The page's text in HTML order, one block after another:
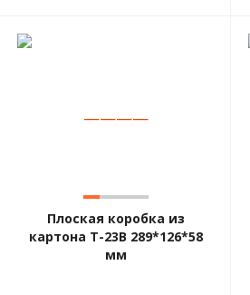
————
Плоская коробка из
картона Т-23В 289*126*58
мм